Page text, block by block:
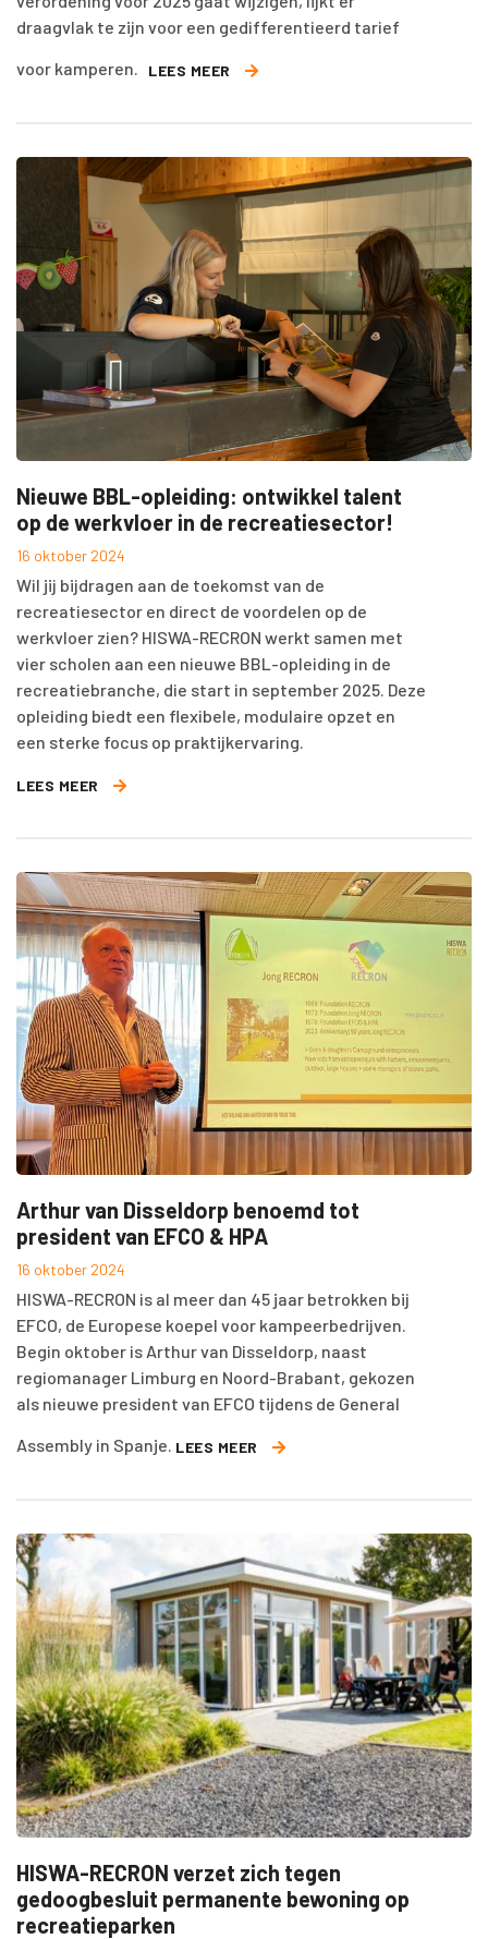
draagvlak te zijn voor een gedifferentieerd tarief
voor kamperen.
LEES MEER
Nieuwe BBL-opleiding: ontwikkel talent
op de werkvloer in de recreatiesector!
16 oktober 2024
Wil jij bijdragen aan de toekomst van de
recreatiesector en direct de voordelen op de
werkvloer zien? HISWA-RECRON werkt samen met
vier scholen aan een nieuwe BBL-opleiding in de
recreatiebranche, die start in september 2025. Deze
opleiding biedt een flexibele, modulaire opzet en
een sterke focus op praktijkervaring.
LEES MEER
Arthur van Disseldorp benoemd tot
president van EFCO & HPA
16 oktober 2024
HISWA-RECRON is al meer dan 45 jaar betrokken bij
EFCO, de Europese koepel voor kampeerbedrijven.
Begin oktober is Arthur van Disseldorp, naast
regiomanager Limburg en Noord-Brabant, gekozen
als nieuwe president van EFCO tijdens de General
Assembly in Spanje. LEES MEER
HISWA-RECRON verzet zich tegen
gedoogbesluit permanente bewoning op
recreatieparken